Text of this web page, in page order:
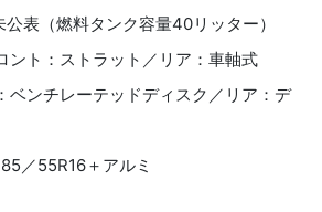
表（燃料タンク容量40リッター）
ント：ストラット／リア：車軸式
ベンチレーテッドディスク／リア：デ
／55R16＋アルミ